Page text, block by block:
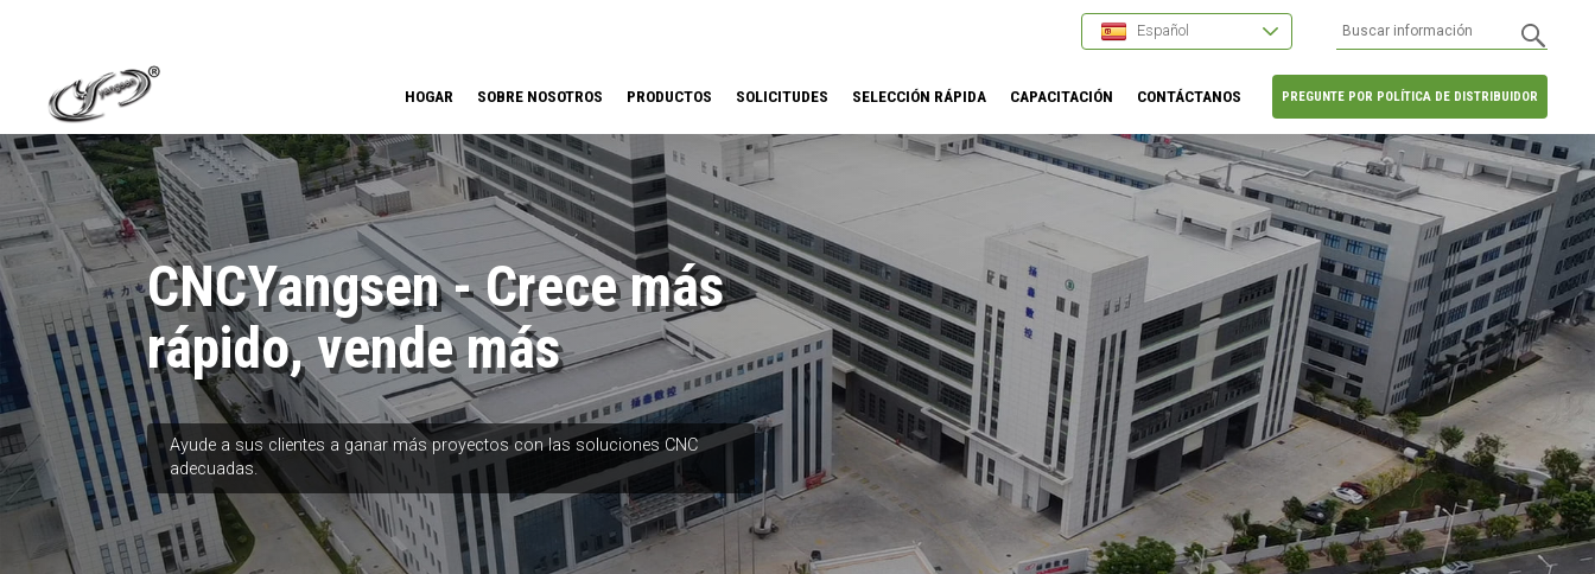
Español
PREGUNTE POR POLÍTICA DE DISTRIBUIDOR
HOGAR SOBRE NOSOTROS PRODUCTOS SOLICITUDES SELECCIÓN RÁPIDA CAPACITACIÓN CONTÁCTANOS
CNCYangsen - Crece más
rápido, vende más
Ayude a sus clientes a ganar más proyectos con las soluciones CNC
adecuadas.